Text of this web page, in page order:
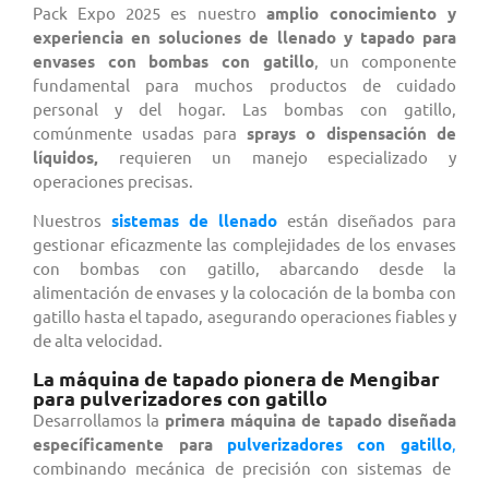
Pack Expo 2025 es nuestro amplio conocimiento y
experiencia en soluciones de llenado y tapado para
envases con bombas con gatillo, un componente
fundamental para muchos productos de cuidado
personal y del hogar. Las bombas con gatillo,
comúnmente usadas para sprays o dispensación de
líquidos, requieren un manejo especializado y
operaciones precisas.
Nuestros sistemas de llenado están diseñados para
gestionar eficazmente las complejidades de los envases
con bombas con gatillo, abarcando desde la
alimentación de envases y la colocación de la bomba con
gatillo hasta el tapado, asegurando operaciones fiables y
de alta velocidad.
La máquina de tapado pionera de Mengibar
para pulverizadores con gatillo
Desarrollamos la primera máquina de tapado diseñada
específicamente para
pulverizadores con gatillo
combinando mecánica de precisión con sistemas de